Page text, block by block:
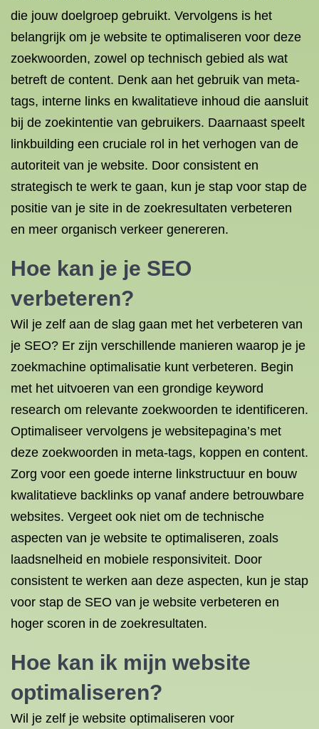
die jouw doelgroep gebruikt. Vervolgens is het
belangrijk om je website te optimaliseren voor deze
zoekwoorden, zowel op technisch gebied als wat
betreft de content. Denk aan het gebruik van meta-
tags, interne links en kwalitatieve inhoud die aansluit
bij de zoekintentie van gebruikers. Daarnaast speelt
linkbuilding een cruciale rol in het verhogen van de
autoriteit van je website. Door consistent en
strategisch te werk te gaan, kun je stap voor stap de
positie van je site in de zoekresultaten verbeteren
en meer organisch verkeer genereren.
Hoe kan je je SEO
verbeteren?
Wil je zelf aan de slag gaan met het verbeteren van
je SEO? Er zijn verschillende manieren waarop je je
zoekmachine optimalisatie kunt verbeteren. Begin
met het uitvoeren van een grondige keyword
research om relevante zoekwoorden te identificeren.
Optimaliseer vervolgens je websitepagina’s met
deze zoekwoorden in meta-tags, koppen en content.
Zorg voor een goede interne linkstructuur en bouw
kwalitatieve backlinks op vanaf andere betrouwbare
websites. Vergeet ook niet om de technische
aspecten van je website te optimaliseren, zoals
laadsnelheid en mobiele responsiviteit. Door
consistent te werken aan deze aspecten, kun je stap
voor stap de SEO van je website verbeteren en
hoger scoren in de zoekresultaten.
Hoe kan ik mijn website
optimaliseren?
Wil je zelf je website optimaliseren voor